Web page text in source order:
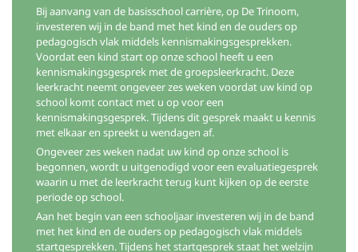
Bij aanvang van de basisschool carrière, op De Trinoom,
investeren wij in de band met het kind en de ouders op
pedagogisch vlak middels kennismakingsgesprekken.
Voordat een kind start op onze school heeft u een
kennismakingsgesprek met de groepsleerkracht. Deze
leerkracht neemt ongeveer zes weken voordat uw kind op
school komt contact met u op voor een
kennismakingsgesprek. Tijdens dit gesprek maakt u kennis
met elkaar en spreekt u wendagen af.
Ongeveer zes weken nadat uw kind op onze school is
begonnen, wordt u uitgenodigd voor een evaluatiegesprek
waarin u met de leerkracht terug kunt kijken op de eerste
periode op school.
Aan het begin van een schooljaar investeren wij in de band
met het kind en de ouders op pedagogisch vlak middels
startgesprekken. Tijdens het startgesprek staat het welzijn